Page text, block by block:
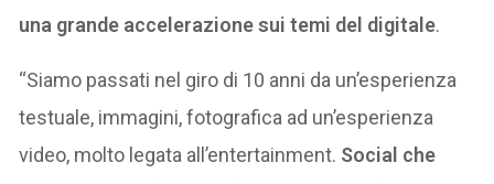
una grande accelerazione sui temi del digitale.
“Siamo passati nel giro di 10 anni da un’esperienza
testuale, immagini, fotografica ad un’esperienza
video, molto legata all’entertainment. Social che